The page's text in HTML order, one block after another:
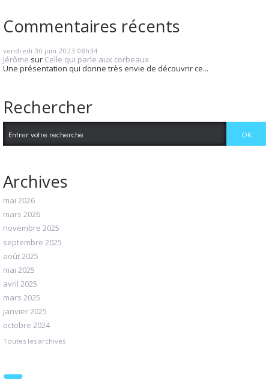
Commentaires récents
vendredi 30 juin 2023 08h34
Jérôme sur Celle qui parle aux corbeaux
Une présentation qui donne très envie de découvrir ce...
Rechercher
Archives
mai 2026
mars 2026
novembre 2025
septembre 2025
août 2025
mai 2025
avril 2025
mars 2025
janvier 2025
octobre 2024
Toutes les archives